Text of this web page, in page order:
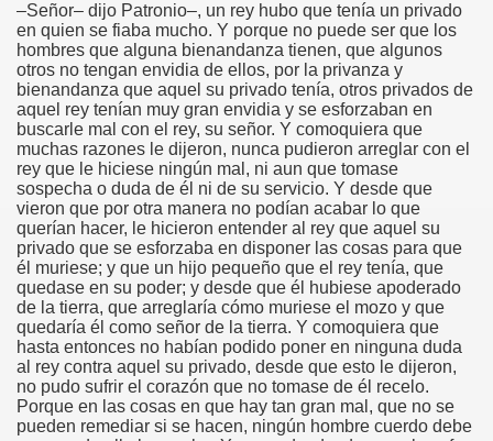
–Señor– dijo Patronio–, un rey hubo que tenía un privado
en quien se fiaba mucho. Y porque no puede ser que los
hombres que alguna bienandanza tienen, que algunos
otros no tengan envidia de ellos, por la privanza y
bienandanza que aquel su privado tenía, otros privados de
aquel rey tenían muy gran envidia y se esforzaban en
buscarle mal con el rey, su señor. Y comoquiera que
muchas razones le dijeron, nunca pudieron arreglar con el
rey que le hiciese ningún mal, ni aun que tomase
sospecha o duda de él ni de su servicio. Y desde que
vieron que por otra manera no podían acabar lo que
querían hacer, le hicieron entender al rey que aquel su
privado que se esforzaba en disponer las cosas para que
él muriese; y que un hijo pequeño que el rey tenía, que
quedase en su poder; y desde que él hubiese apoderado
de la tierra, que arreglaría cómo muriese el mozo y que
quedaría él como señor de la tierra. Y comoquiera que
hasta entonces no habían podido poner en ninguna duda
al rey contra aquel su privado, desde que esto le dijeron,
no pudo sufrir el corazón que no tomase de él recelo.
Porque en las cosas en que hay tan gran mal, que no se
pueden remediar si se hacen, ningún hombre cuerdo debe